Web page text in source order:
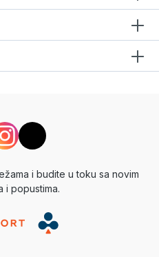
i budite u toku sa novim
i popustima.